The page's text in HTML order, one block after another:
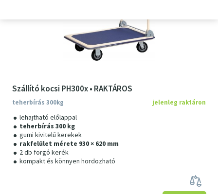
Szállító kocsi PH300x • RAKTÁROS
teherbírás 300kg
lehajtható előlappal
teherbírás 300 kg
gumi kivitelű kerekek
rakfelület mérete 930 × 620 mm
2 db forgó kerék
kompakt és könnyen hordozható
jelenleg raktáron